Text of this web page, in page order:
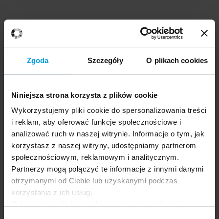
Zgoda Szczegóły O plikach cookies
Niniejsza strona korzysta z plików cookie
Wykorzystujemy pliki cookie do spersonalizowania treści
i reklam, aby oferować funkcje społecznościowe i
analizować ruch w naszej witrynie. Informacje o tym, jak
korzystasz z naszej witryny, udostępniamy partnerom
społecznościowym, reklamowym i analitycznym.
Partnerzy mogą połączyć te informacje z innymi danymi
otrzymanymi od Ciebie lub uzyskanymi podczas
korzystania z ich usług.